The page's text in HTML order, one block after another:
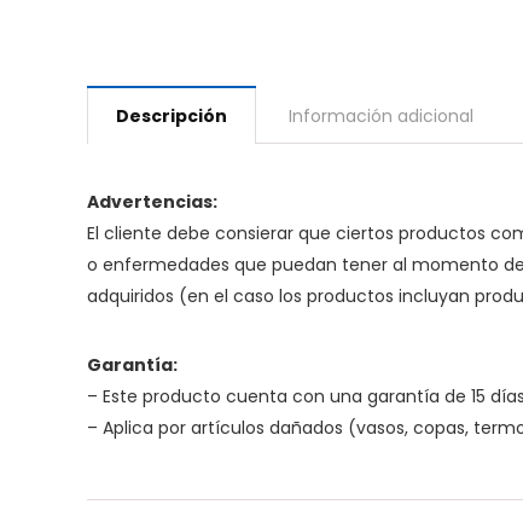
Descripción Información adicional
Advertencias:
El cliente debe consierar que ciertos productos
o enfermedades que puedan tener al momento
adquiridos (en el caso los productos incluyan
Garantía:
– Este producto cuenta con una garantía de 15
– Aplica por artículos dañados (vasos, copas,